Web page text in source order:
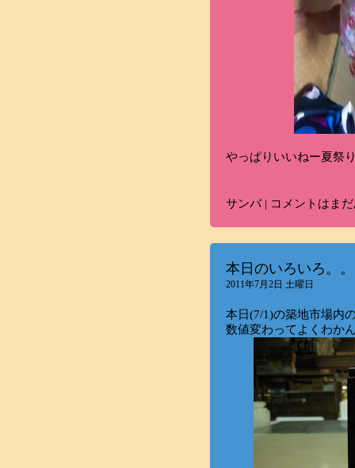
やっぱりいいねー夏祭
サンバ| コメントはま
本日のいろいろ。
2011年7月2日 土曜日
本日(7/1)の築地市場内
数値変わってよくわか